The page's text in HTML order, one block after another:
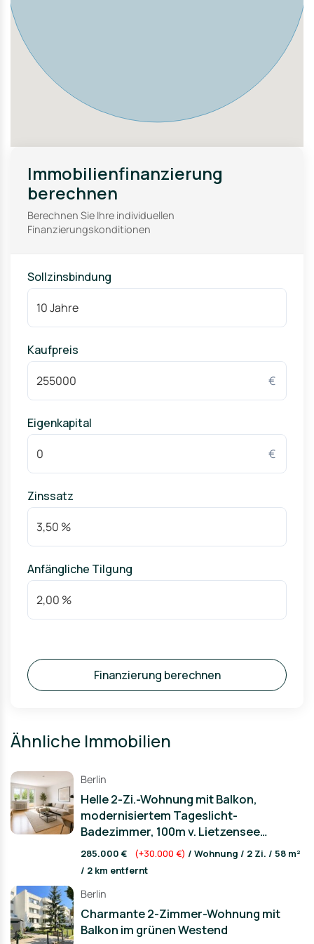
Immobilienfinanzierung
berechnen
Berechnen Sie Ihre individuellen
Finanzierungskonditionen
Sollzinsbindung
Kaufpreis
€
Eigenkapital
€
Zinssatz
Anfängliche Tilgung
Finanzierung berechnen
Ähnliche Immobilien
Berlin
Helle 2-Zi.-Wohnung mit Balkon,
modernisiertem Tageslicht-
Badezimmer, 100m v. Lietzensee
entfernt
285.000 € (+30.000 €) / Wohnung / 2 Zi. / 58 m²
/ 2 km entfernt
Berlin
Charmante 2-Zimmer-Wohnung mit
Balkon im grünen Westend